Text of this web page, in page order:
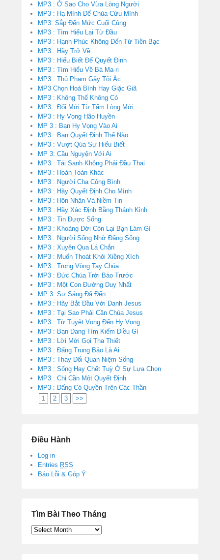
MP3 : Ở Sao Cho Vừa Lòng Người
MP3 : Hạ Mình Để Chúa Cứu Mình
MP3: Sắp Đến Mức Cuối Cùng
MP3 : Tìm Hiểu Lại Từ Đầu
MP3 : Hạnh Phúc Không Đến Từ Tiền Bạc
MP3 : Hãy Trở Về
MP3 : Hiểu Biết Để Quyết Định
MP3 : Tìm Hiểu Về Bà Ma-ri
MP3 : Thủ Phạm Gây Tội Ác
MP3 Chọn Hoà Bình Hay Giặc Giã
MP3 : Không Thể Không Có
MP3 : Đổi Mới Từ Tấm Lòng Mới
MP3 : Hy Vọng Hão Huyền
MP 3 : Bạn Hy Vọng Vào Ai
MP3 : Bạn Quyết Định Thế Nào
MP3 : Vượt Qúa Sự Hiểu Biết
MP 3: Cầu Nguyện Với Ai
MP3 : Tái Sanh Không Phải Đầu Thai
MP3 : Hoàn Toàn Khác
MP3 : Người Cha Công Bình
MP3 : Hãy Quyết Định Cho Mình
MP3 : Hôn Nhân Và Niềm Tin
MP3 : Hãy Xác Định Bằng Thánh Kinh
MP3 : Tin Được Sống
MP3 : Khoảng Đời Còn Lại Bạn Làm Gì
MP3 : Người Sống Nhờ Đấng Sống
MP3 : Xuyên Qua Lá Chắn
MP3 : Muốn Thoát Khỏi Xiềng Xích
MP3 : Trong Vòng Tay Chúa
MP3 : Đức Chúa Trời Báo Trước
MP3 : Một Con Đường Duy Nhất
MP 3: Sự Sáng Đã Đến
MP3 : Hãy Bắt Đầu Với Danh Jesus
MP3 : Tại Sao Phải Cần Chúa Jesus
MP3 : Từ Tuyệt Vọng Đến Hy Vọng
MP3 : Bạn Đang Tìm Kiếm Điều Gì
MP3 : Lời Mời Gọi Tha Thiết
MP3 : Đấng Trung Bảo Là Ai
MP3 : Thay Đổi Quan Niệm Sống
MP3 : Sống Hay Chết Tuỳ Ở Sự Lựa Chọn
MP3 : Chỉ Cần Một Quyết Định
MP3 : Đấng Có Quyền Trên Các Thần
1
2 3 >>
Điều Hành
Log in
Entries RSS
Báo Lỗi & Góp Ý
Tìm Bài Theo Tháng
Tìm